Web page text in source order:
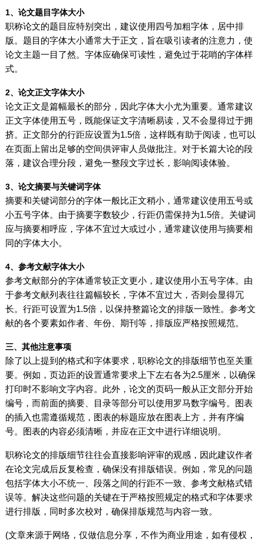
1、论文题目字体大小
职称论文的题目应特别突出，建议使用四号加粗字体，居中排
版。题目的字体大小通常大于正文，旨在吸引读者的注意力，使
论文主题一目了然。字体应确保可读性，避免过于花哨的字体样
式。
2、论文正文字体大小
论文正文是篇幅最长的部分，因此字体大小尤为重要。通常建议
正文字体使用五号，既能保证文字清晰易读，又不会显得过于拥
挤。正文部分的行距应设置为1.5倍，这样既有助于阅读，也可以
在页面上留出足够的空间供评审人员做批注。对于长篇大论的段
落，建议合理分段，避免一整段文字过长，影响阅读体验。
3、论文摘要与关键词字体
摘要和关键词部分的字体一般比正文稍小，通常建议使用五号或
小五号字体。由于摘要字数较少，行距仍需保持为1.5倍。关键词
应与摘要相呼应，字体不宜过大或过小，通常建议使用与摘要相
同的字体大小。
4、参考文献字体大小
参考文献部分的字体通常较正文更小，建议使用小五号字体。由
于参考文献列表往往篇幅较长，字体不宜过大，否则会显得冗
长。行距可设置为1.5倍，以保持整篇论文的排版一致性。参考文
献的各个要素如作者、年份、期刊等，排版应严格按照规范。
三、其他注意事项
除了以上提到的格式和字体要求，职称论文的排版细节也至关重
要。例如，页边距的设置通常要求上下左右各为2.5厘米，以确保
打印时不影响文字内容。此外，论文的页码一般从正文部分开始
编号，而前面的摘要、目录等部分可以使用罗马数字编号。图表
的插入也需遵循规范，图表的标题应放在图表上方，并有序编
号。图表的内容必须清晰，并应在正文中进行详细说明。
职称论文的排版细节往往会直接影响评审的观感，因此建议作者
在论文完成后反复检查，确保没有排版错误。例如，常见的问题
包括字体大小不统一、段落之间的行距不一致、参考文献格式错
误等。解决这些问题的关键在于严格按照规定的格式和字体要求
进行排版，同时多次校对，确保排版规范与内容一致。
(文章来源于网络，仅做信息分享，不作为商业用途，如有侵权，